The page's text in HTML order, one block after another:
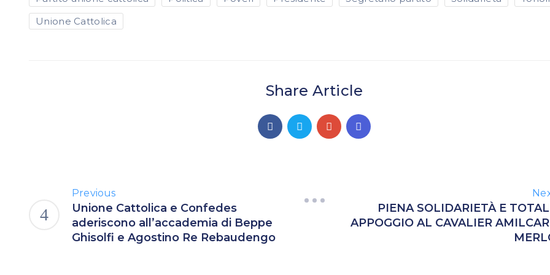
Unione Cattolica
Share Article
Previous
Unione Cattolica e Confedes
aderiscono all’accademia di Beppe
Ghisolfi e Agostino Re Rebaudengo
PIENA SOLIDARIETÀ E
APPOGGIO AL CAVALIER